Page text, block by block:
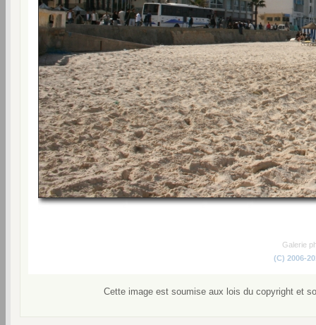
Galerie
(C) 2006-
Cette image est soumise aux lois du copyright et